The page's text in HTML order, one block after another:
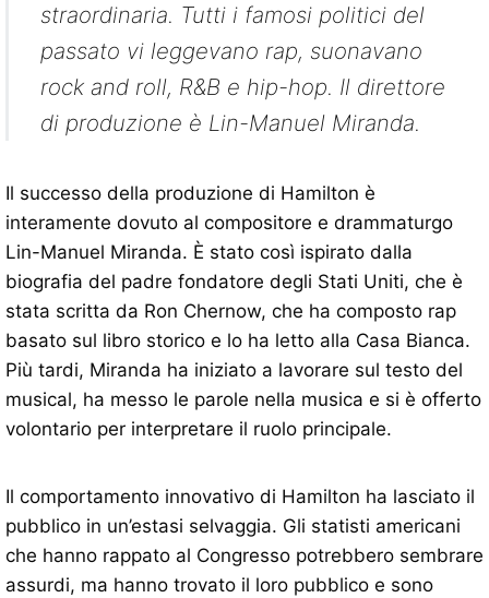
straordinaria. Tutti i famosi politici del
passato vi leggevano rap, suonavano
rock and roll, R&B e hip-hop. Il direttore
di produzione è Lin-Manuel Miranda.
Il successo della produzione di Hamilton è
interamente dovuto al compositore e drammaturgo
Lin-Manuel Miranda. È stato così ispirato dalla
biografia del padre fondatore degli Stati Uniti, che è
stata scritta da Ron Chernow, che ha composto rap
basato sul libro storico e lo ha letto alla Casa Bianca.
Più tardi, Miranda ha iniziato a lavorare sul testo del
musical, ha messo le parole nella musica e si è offerto
volontario per interpretare il ruolo principale.
Il comportamento innovativo di Hamilton ha lasciato il
pubblico in un’estasi selvaggia. Gli statisti americani
che hanno rappato al Congresso potrebbero sembrare
assurdi, ma hanno trovato il loro pubblico e sono